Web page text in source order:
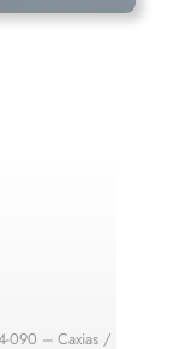
090 – Caxias /